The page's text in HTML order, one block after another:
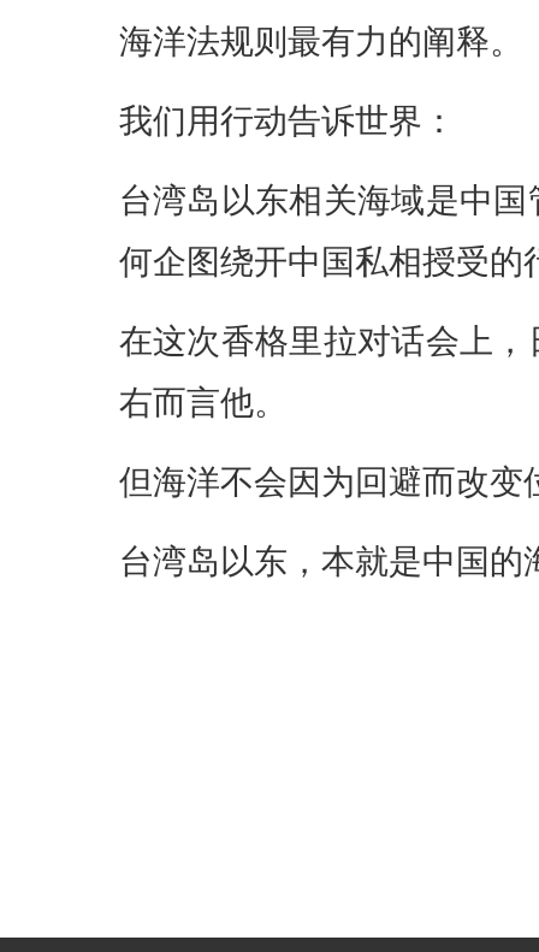
海洋法规则最有力的阐释。
我们用行动告诉世界：
台湾岛以东相关海域是中
何企图绕开中国私相授受的
在这次香格里拉对话会上
右而言他。
但海洋不会因为回避而改
台湾岛以东，本就是中国